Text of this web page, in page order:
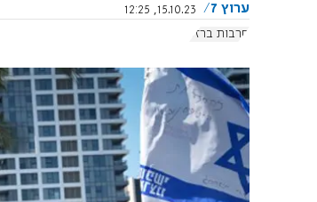
ערוץ 7
15.10.23, 12:25
חרבות ברזל